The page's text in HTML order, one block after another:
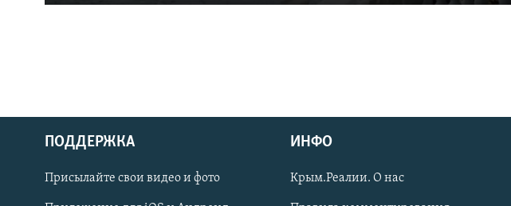
Українською
ПОДДЕРЖКА
Присылайте свои видео и фото
ИНФО
Крым.Реалии. О нас